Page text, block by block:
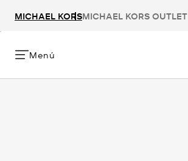
MICHAEL KORSMICHAEL KORS OUTLET
Menú